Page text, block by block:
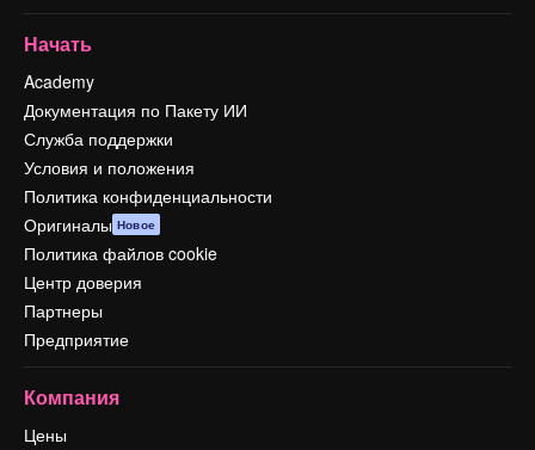
Начать
Academy
Документация по Пакету ИИ
Служба поддержки
Условия и положения
Политика конфиденциальности
Оригиналы Новое
Политика файлов cookie
Центр доверия
Партнеры
Предприятие
Компания
Цены